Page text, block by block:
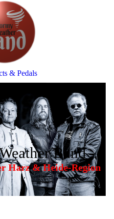
& Pedals
Band
Harz & Heide-Region